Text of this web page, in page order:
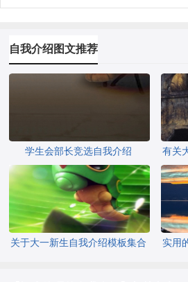
自我介绍图文推荐
学生会部长竞选自我介绍
有关
关于大一新生自我介绍模板集合
实用